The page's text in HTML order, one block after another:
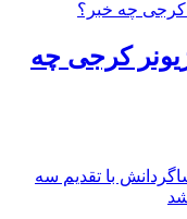
کرجی چه